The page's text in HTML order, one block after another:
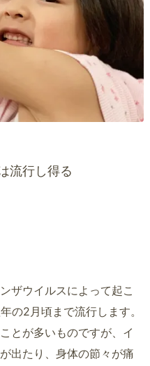
流行し得る
ザウイルスによって起こ
の2月頃まで流行します。
とが多いものですが、イ
出たり、身体の節々が痛